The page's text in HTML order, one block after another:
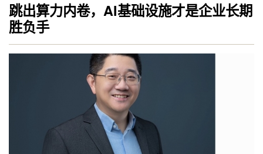
跳出算力内卷，AI基础设施才是企业长期
胜负手